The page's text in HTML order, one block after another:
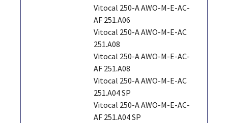
Vitocal 250-A AWO-M-E-AC-
AF 251.A06
Vitocal 250-A AWO-M-E-AC
251.A08
Vitocal 250-A AWO-M-E-AC-
AF 251.A08
Vitocal 250-A AWO-M-E-AC
251.A04 SP
Vitocal 250-A AWO-M-E-AC-
AF 251.A04 SP